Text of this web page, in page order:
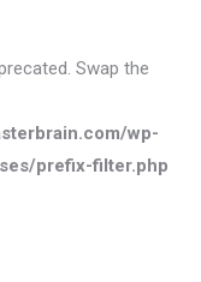
Swap the
wp-
prefix-filter.php